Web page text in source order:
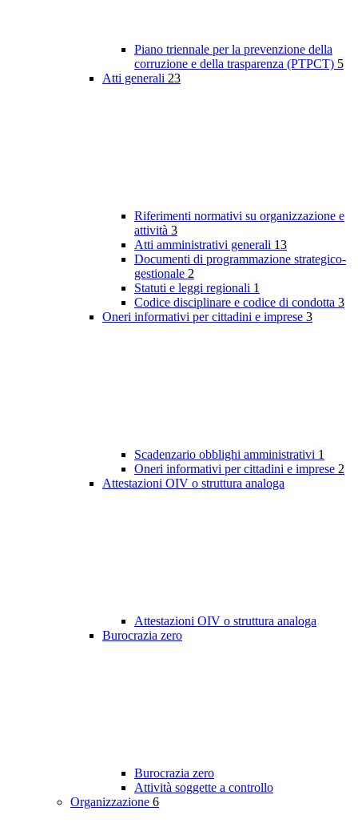
Piano triennale per la prevenzione della
corruzione e della trasparenza (PTPCT) 5
Atti generali 23
Riferimenti normativi su organizzazione e
attività 3
Atti amministrativi generali 13
Documenti di programmazione strategico-
gestionale 2
Statuti e leggi regionali 1
Codice disciplinare e codice di condotta 3
Oneri informativi per cittadini e imprese 3
Scadenzario obblighi amministrativi 1
Oneri informativi per cittadini e imprese 2
Attestazioni OIV o struttura analoga
Attestazioni OIV o struttura analoga
Burocrazia zero
Burocrazia zero
Attività soggette a controllo
Organizzazione 6